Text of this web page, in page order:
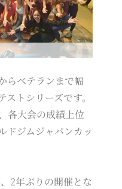
らベテランまで幅
トシリーズです。
各大会の成績上位
ドジムジャパンカッ
2年ぶりの開催とな